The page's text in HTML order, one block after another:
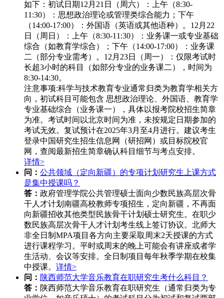
如下： 初试日期‌12月21日（周六）‌：
上午（8:30-
11:30）：思想政治理论或管理类综合能力； 下午
（14:00-17:00）：外国语（英语或其他语种）。 12月22
日（周日）‌：
上午（8:30-11:30）：业务课一或专业基础
综合（如教育学综合）； 下午（14:00-17:00）：业务课
二（部分专业需考）。 12月23日（周一）‌： 仅限考试时
长超3小时的科目（如部分专业的业务课二），时间为
8:30-14:30。
注意事项‌:科学与技术教育专业通常归类为教育学相关方
向，初试科目可能包含 ‌思想政治理论、外国语、教育学
专业基础综合‌（业务课一），具体以报考院校招生简章
为准。 考试时间以北京时间为准，未按规定日期参加的
考试无效。 复试预计在2025年3月至4月进行。 建议考生
登录中国研究生招生信息网（研招网）或目标院校官
网，查阅最新招生简章确认科目细节与考点安排。
详情>
问： 公共领域（定向新疆）的专项计划研究生上课方式
是集中授课吗？
答： 政府管理学院公共管理硕士面向少数民族高层次骨
干人才计划南疆高校教师专项招生，定向新疆，不再面
向新疆招收其他类型民族骨干计划硕士研究生。在职少
数民族高层次骨干人才计划考生线上签订协议。北师大
非全日制MPA项目各方向主要采取周末2天授课的方式
进行课程学习。平时或周末的晚上可能会有讲座或者学
生活动、会议等安排。全日制项目每年秋季学期在校集
中授课。 详情>
问： 陕西师范大学音乐教育在职研究生考什么科目？
答： 陕西师范大学音乐教育在职研究生（通常归类为专